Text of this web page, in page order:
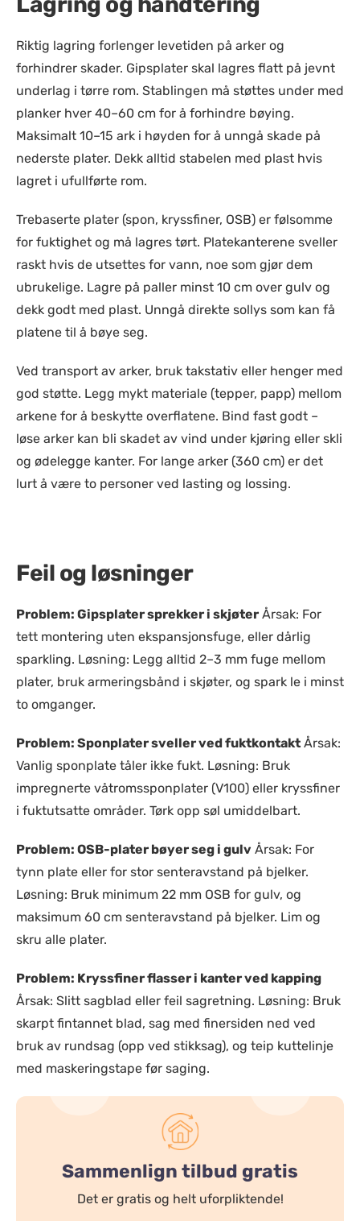
Riktig lagring forlenger levetiden på arker og
forhindrer skader. Gipsplater skal lagres flatt på jevnt
underlag i tørre rom. Stablingen må støttes under med
planker hver 40–60 cm for å forhindre bøying.
Maksimalt 10–15 ark i høyden for å unngå skade på
nederste plater. Dekk alltid stabelen med plast hvis
lagret i ufullførte rom.
Trebaserte plater (spon, kryssfiner, OSB) er følsomme
for fuktighet og må lagres tørt. Platekanterene sveller
raskt hvis de utsettes for vann, noe som gjør dem
ubrukelige. Lagre på paller minst 10 cm over gulv og
dekk godt med plast. Unngå direkte sollys som kan få
platene til å bøye seg.
Ved transport av arker, bruk takstativ eller henger med
god støtte. Legg mykt materiale (tepper, papp) mellom
arkene for å beskytte overflatene. Bind fast godt –
løse arker kan bli skadet av vind under kjøring eller skli
og ødelegge kanter. For lange arker (360 cm) er det
lurt å være to personer ved lasting og lossing.
Feil og løsninger
Problem: Gipsplater sprekker i skjøter Årsak: For
tett montering uten ekspansjonsfuge, eller dårlig
sparkling. Løsning: Legg alltid 2–3 mm fuge mellom
plater, bruk armeringsbånd i skjøter, og spark le i minst
to omganger.
Problem: Sponplater sveller ved fuktkontakt Årsak:
Vanlig sponplate tåler ikke fukt. Løsning: Bruk
impregnerte våtromssponplater (V100) eller kryssfiner
i fuktutsatte områder. Tørk opp søl umiddelbart.
Problem: OSB-plater bøyer seg i gulv Årsak: For
tynn plate eller for stor senteravstand på bjelker.
Løsning: Bruk minimum 22 mm OSB for gulv, og
maksimum 60 cm senteravstand på bjelker. Lim og
skru alle plater.
Problem: Kryssfiner flasser i kanter ved kapping
Årsak: Slitt sagblad eller feil sagretning. Løsning: Bruk
skarpt fintannet blad, sag med finersiden ned ved
bruk av rundsag (opp ved stikksag), og teip kuttelinje
med maskeringstape før saging.
Sammenlign tilbud gratis
Det er gratis og helt uforpliktende!